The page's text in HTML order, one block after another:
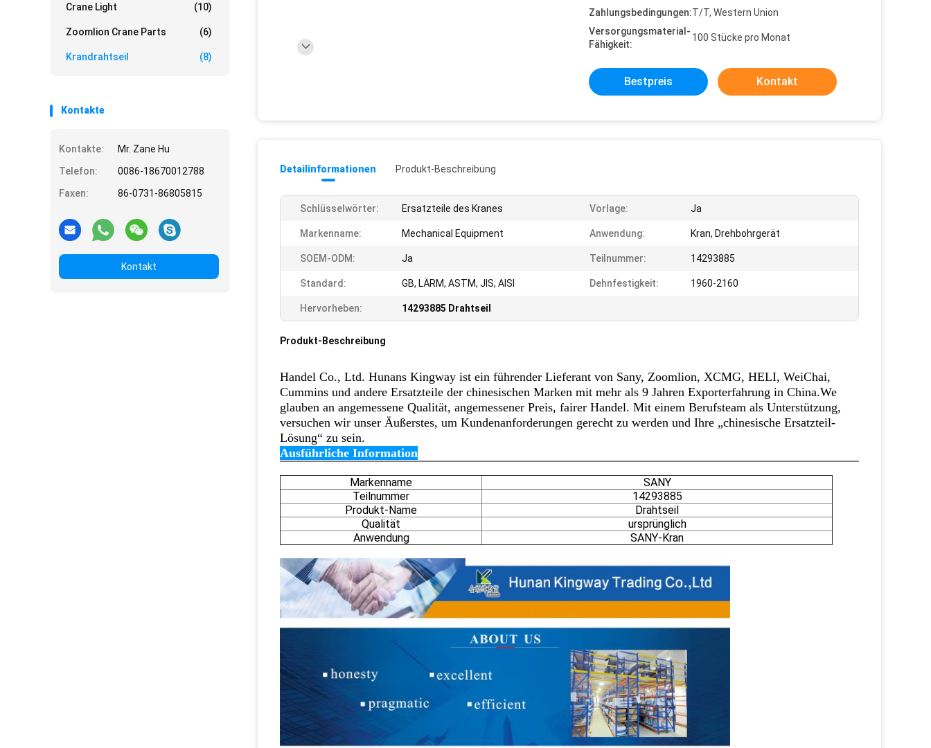
Crane Light (10)
Zoomlion Crane Parts (6)
Krandrahtseil (8)
Kontakte
Kontakte:
Mr. Zane Hu
Telefon:
0086-18670012788
Faxen:
86-0731-86805815
Kontakt
Zahlungsbedingungen:T/T, Western Union
Versorgungsmaterial-
Fähigkeit:
100 Stücke pro Monat
Bestpreis Kontakt
Detailinformationen Produkt-Beschreibung
Schlüsselwörter: Ersatzteile des Kranes Vorlage: Ja
Markenname: Mechanical Equipment Anwendung: Kran, Drehbohrgerät
SOEM-ODM: Ja Teilnummer: 14293885
Standard: GB, LÄRM, ASTM, JIS, AISI Dehnfestigkeit: 1960-2160
Hervorheben: 14293885 Drahtseil
Produkt-Beschreibung
Handel Co., Ltd. Hunans Kingway ist ein führender Lieferant von Sany, Zoomlion, XCMG, HELI, WeiChai,
Cummins und andere Ersatzteile der chinesischen Marken mit mehr als 9 Jahren Exporterfahrung in China.We
glauben an angemessene Qualität, angemessener Preis, fairer Handel. Mit einem Berufsteam als Unterstützung,
versuchen wir unser Äußerstes, um Kundenanforderungen gerecht zu werden und Ihre „chinesische Ersatzteil-
Lösung“ zu sein.
Ausführliche Information
Markenname
SANY
Teilnummer
14293885
Produkt-Name
Drahtseil
Qualität
ursprünglich
Anwendung
SANY-Kran